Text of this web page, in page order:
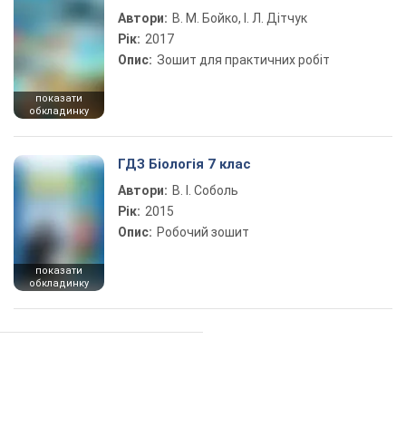
показати
обкладинку
Автори: В. М. Бойко, І. Л. Дітчук
Рік: 2017
Опис: Зошит для практичних робіт
показати
обкладинку
ГДЗ Біологія 7 клас
Автори: В. І. Соболь
Рік: 2015
Опис: Робочий зошит